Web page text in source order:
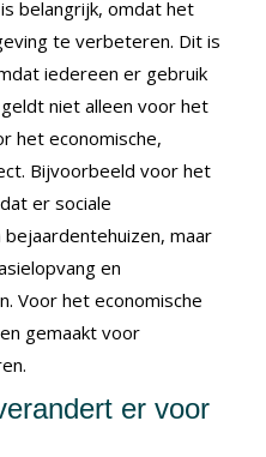
belangrijk, omdat het
te verbeteren. Dit is
iedereen er gebruik
niet alleen voor het
het economische,
Bijvoorbeeld voor het
er sociale
maar
en
Voor het economische
gemaakt voor
er voor